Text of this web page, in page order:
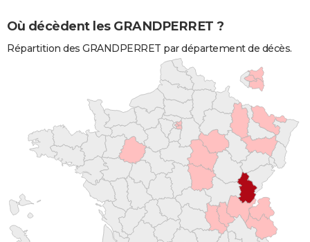
Où décèdent les GRANDPERRET ?
Répartition des GRANDPERRET par département de décès.